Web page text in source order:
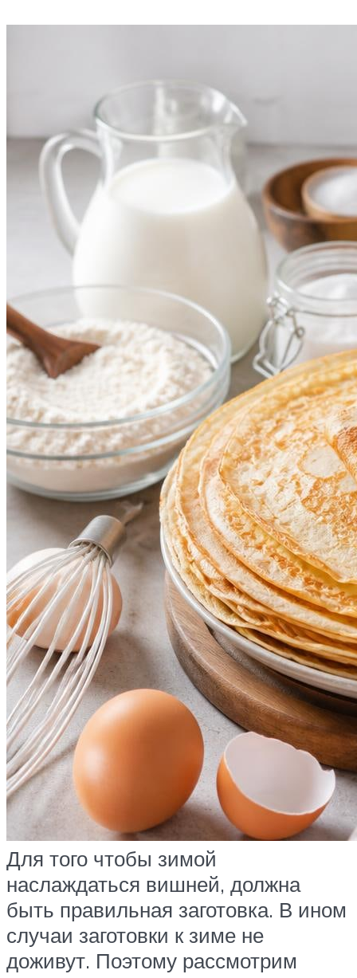
Для того чтобы зимой
наслаждаться вишней, должна
быть правильная заготовка. В ином
случаи заготовки к зиме не
доживут. Поэтому рассмотрим